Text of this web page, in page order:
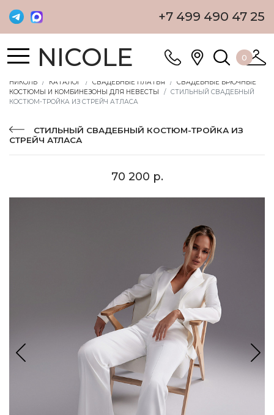
+7 499 490 47 25
NICOLE 0
НИКОЛЬ КАТАЛОГ СВАДЕБНЫЕ ПЛАТЬЯ
СВАДЕБНЫЕ БРЮЧНЫЕ
КОСТЮМЫ И КОМБИНЕЗОНЫ ДЛЯ НЕВЕСТЫ
СТИЛЬНЫЙ СВАДЕБНЫЙ
КОСТЮМ-ТРОЙКА ИЗ СТРЕЙЧ АТЛАСА
СТИЛЬНЫЙ СВАДЕБНЫЙ КОСТЮМ-ТРОЙКА ИЗ
СТРЕЙЧ АТЛАСА
70 200 р.